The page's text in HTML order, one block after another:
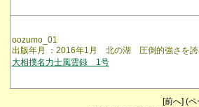
oozumo_01
出版年月 ：2016年1月 北の湖 圧倒的強さを誇
大相撲名力士風雲録 1号
[前へ] (